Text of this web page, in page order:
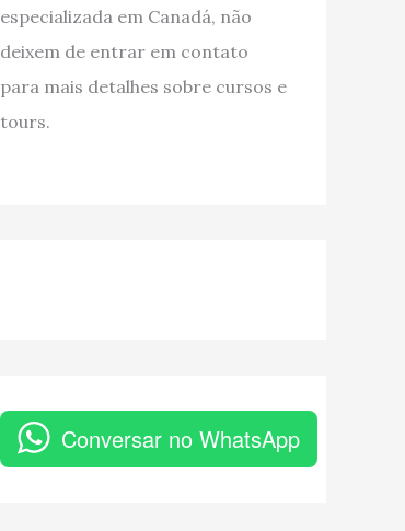
especializada em Canadá, não
deixem de entrar em contato
para mais detalhes sobre cursos e
tours.
Conversar no WhatsApp